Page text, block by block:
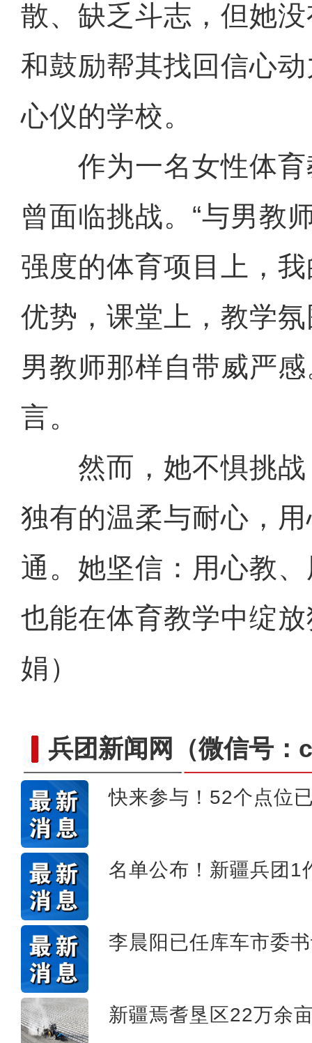
散、缺乏斗志，但她
和鼓励帮其找回信心
心仪的学校。
作为一名女性体育
曾面临挑战。“与男教
强度的体育项目上，
优势，课堂上，教学
男教师那样自带威严
言。
然而，她不惧挑战
独有的温柔与耐心，
通。她坚信：用心教
也能在体育教学中绽
娟）
兵团新闻网 （微信号
快来参与！52个点位
名单公布！新疆兵团1
李晨阳已任库车市委
新疆焉耆垦区22万余